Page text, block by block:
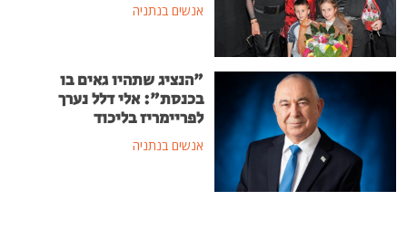
אנשים בנתניה
"הנציג שתהיו גאים בו
בכנסת": אלי דלל נערך
לפריימריז בליכוד
אנשים בנתניה